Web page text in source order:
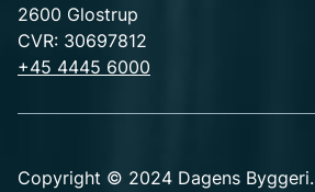
2600 Glostrup
CVR: 30697812
+45 4445 6000
Copyright © 2024 Dagens Byggeri.